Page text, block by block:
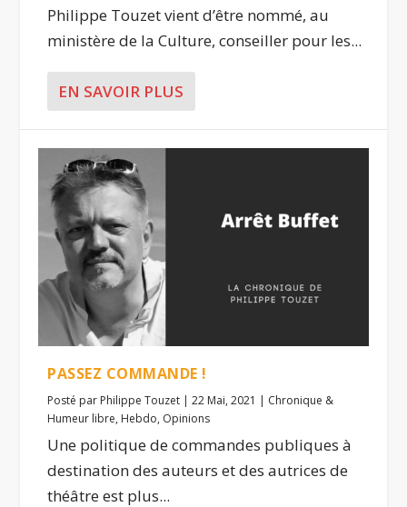
Philippe Touzet vient d’être nommé, au
ministère de la Culture, conseiller pour les...
EN SAVOIR PLUS
PASSEZ COMMANDE !
Posté par Philippe Touzet |22 Mai, 2021 | Chronique &
Humeur libre, Hebdo, Opinions
Une politique de commandes publiques à
destination des auteurs et des autrices de
théâtre est plus...